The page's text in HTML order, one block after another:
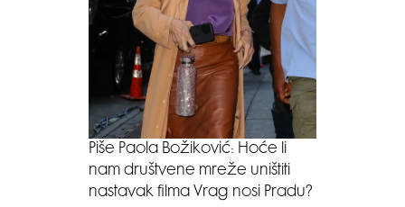
Piše Paola Božiković: Hoće li
nam društvene mreže uništiti
nastavak filma Vrag nosi Pradu?